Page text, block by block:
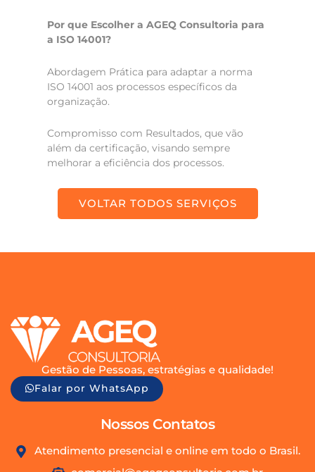
Por que Escolher a AGEQ Consultoria para
a ISO 14001?
Abordagem Prática para adaptar a norma
ISO 14001 aos processos específicos da
organização.
Compromisso com Resultados, que vão
além da certificação, visando sempre
melhorar a eficiência dos processos.
VOLTAR TODOS SERVIÇOS
Gestão de Pessoas, estratégias e qualidade!
Falar por WhatsApp
Nossos Contatos
Atendimento presencial e online em todo o Brasil.